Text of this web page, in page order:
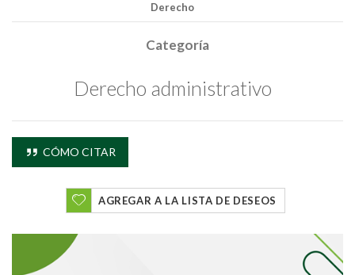
Derecho
Categoría
Derecho administrativo
CÓMO CITAR
AGREGAR A LA LISTA DE DESEOS